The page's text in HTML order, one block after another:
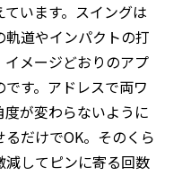
います。スイングは
道やインパクトの打
メージどおりのアプ
す。アドレスで両ワ
が変わらないように
だけでOK。そのくら
減してピンに寄る回数